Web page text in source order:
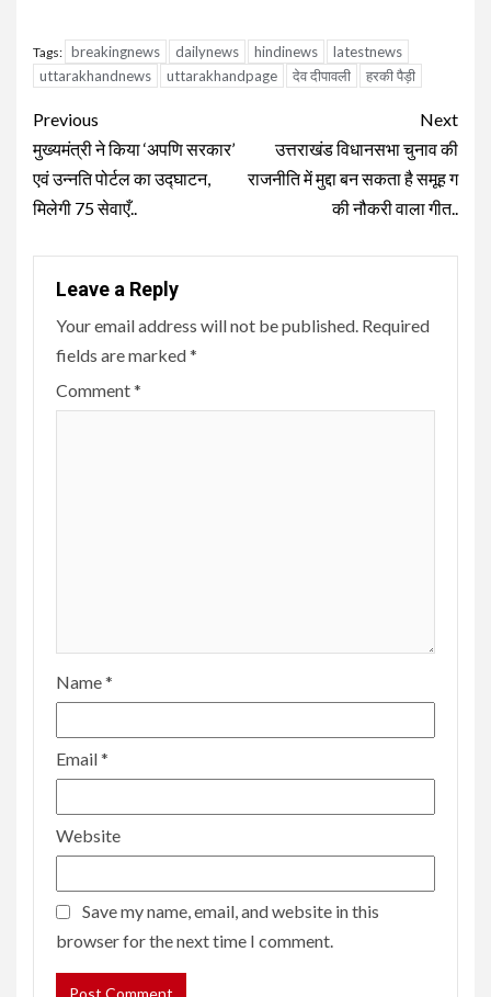
Tags: breakingnews dailynews hindinews
latestnews
uttarakhandnews
uttarakhandpage देव दीपावली हरकी पैड़ी
Continue
Reading
Previous
मुख्यमंत्री ने किया ‘अपणि सरकार’
एवं उन्नति पोर्टल का उद्घाटन,
मिलेगी 75 सेवाएँ..
Next
उत्तराखंड विधानसभा चुनाव की
राजनीति में मुद्दा बन सकता है समूह ग
की नौकरी वाला गीत..
Leave a Reply
Your email address will not be published. Required
fields are marked*
Comment*
Name*
Email*
Website
Save my name, email, and website in this
browser for the next time I comment.